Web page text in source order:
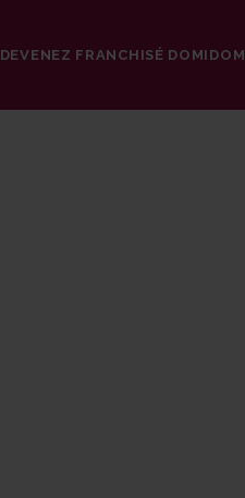
DEVENEZ FRANCHISÉ DOMIDOM